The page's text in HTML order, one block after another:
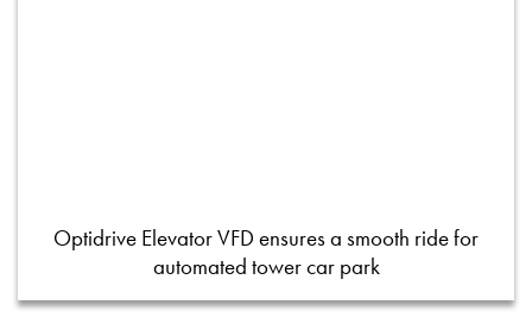
Optidrive Elevator VFD ensures a smooth ride for
automated tower car park